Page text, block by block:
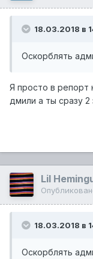
18.03.2018 в
Оскорблять
Я просто в репорт
дмили а ты сразу 2
Lil
18.03.2018 в
Оскорблять